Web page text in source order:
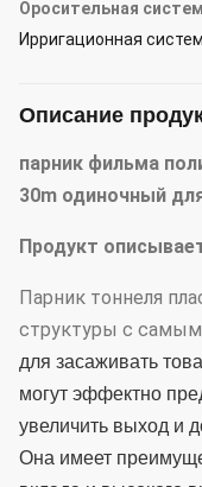
Оросительная
Ирригационная
Описание
парник фильма
30m одиночный
Продукт
Парник тоннеля
структуры с
для засаживать
могут эффектно
увеличить выход и
Она имеет